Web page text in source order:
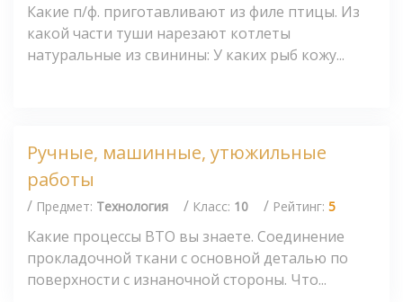
Какие п/ф. приготавливают из филе птицы. Из
какой части туши нарезают котлеты
натуральные из свинины: У каких рыб кожу...
Ручные, машинные, утюжильные
работы
/ Предмет: Технология / Класс: 10 / Рейтинг: 5
Какие процессы ВТО вы знаете. Соединение
прокладочной ткани с основной деталью по
поверхности с изнаночной стороны. Что...